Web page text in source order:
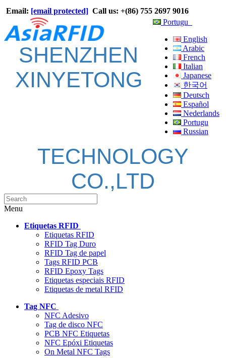
Email: [email protected] Call us: +(86) 755 2697 9016
Portugu
English
Arabic
French
Italian
Japanese
한국어
Deutsch
Español
Nederlands
Portugu
Russian
SHENZHEN
XINYETONG
TECHNOLOGY
CO.,LTD
Menu
Etiquetas RFID
Etiquetas RFID
RFID Tag Duro
RFID Tag de papel
Tags RFID PCB
RFID Epoxy Tags
Etiquetas especiais RFID
Etiquetas de metal RFID
Tag NFC
NFC Adesivo
Tag de disco NFC
PCB NFC Etiquetas
NFC Epóxi Etiquetas
On Metal NFC Tags